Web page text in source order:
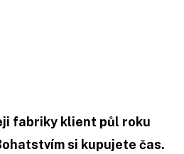
fabriky klient půl roku
si kupujete čas.